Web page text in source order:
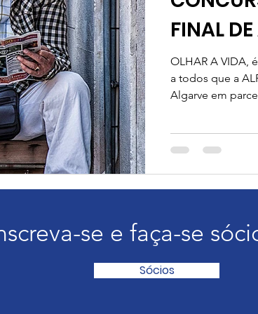
FINAL
OLHAR A VIDA,
a todos que a
Algarve em
se e faça-se
Sócios